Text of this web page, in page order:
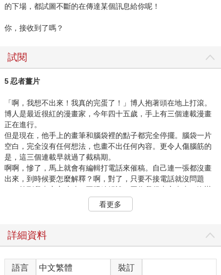
的下場，都試圖不斷的在傳達某個訊息給你呢！
你，接收到了嗎？
試閱
5 忍者薑片
「啊，我想不出來！我真的完蛋了！」博人抱著頭在地上打滾。
博人是最近很紅的漫畫家，今年四十五歲，手上有三個連載漫畫
正在進行。
但是現在，他手上的畫筆和腦袋裡的點子都完全停擺。腦袋一片
空白，完全沒有任何想法，也畫不出任何內容。更令人傷腦筋的
是，這三個連載早就過了截稿期。
啊啊，慘了，馬上就會有編輯打電話來催稿。自己連一張都沒畫
出來，到時候要怎麼解釋？啊，對了，只要不接電話就沒問題
了。等到我畫完交稿時，再跟編輯說，因為我很專心畫畫，沒辦
當他想到這個藉口的同時，電話就「鈴鈴鈴鈴」的響了起來。博
「啊，會是哪一個編輯呢？希望不是最可怕的大牌出版社主編—
的聲音。
看更多
詳細資料
語言 中文繁體 裝訂